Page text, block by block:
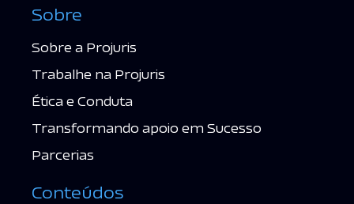
Sobre
Sobre a Projuris
Trabalhe na Projuris
Ética e Conduta
Transformando apoio em Sucesso
Parcerias
Conteúdos